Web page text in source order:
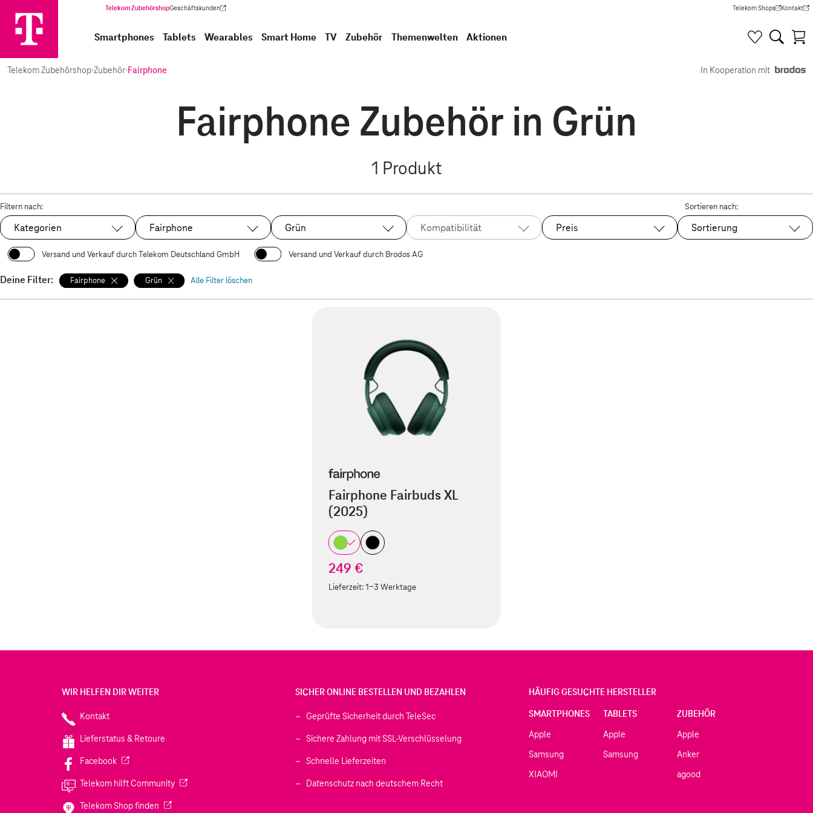
Telekom ZubehörshopGeschäftskunden
(Wird in einem neuen Tab geöffnet) Telekom Shops
(Wird in einem neuen Tab
Kontakt
(Wird in
Smartphones Tablets Wearables Smart Home TV Zubehör Themenwelten Aktionen
Telekom Zubehörshop·Zubehör·Fairphone In Kooperation mit
Fairphone Zubehör in Grün
1 Produkt
Filtern nach:
Kategorien Ausgewählt:
Fairphone Ausgewählt:
Grün Kompatibilität Preis
Sortieren nach:
Sortierung
Versand und Verkauf durch Telekom Deutschland GmbH Versand und Verkauf durch Brodos AG
Deine Filter: Fairphone Grün Alle Filter löschen
Fairphone Fairbuds XL
(2025)
249 €
Lieferzeit:1-3 Werktage
WIR HELFEN DIR WEITER
Kontakt
Lieferstatus & Retoure
Facebook(Wird in einem neuen Tab geöffnet)
Telekom hilft Community(Wird in einem neuen Tab geöffnet)
Telekom Shop finden (Wird in einem neuen Tab geöffnet)
SICHER ONLINE BESTELLEN UND BEZAHLEN
Geprüfte Sicherheit durch TeleSec
Sichere Zahlung mit SSL-Verschlüsselung
Schnelle Lieferzeiten
Datenschutz nach deutschem Recht
HÄUFIG GESUCHTE HERSTELLER
SMARTPHONES
Apple
Samsung
XIAOMI
TABLETS
Apple
Samsung
ZUBEHÖR
Apple
Anker
agood